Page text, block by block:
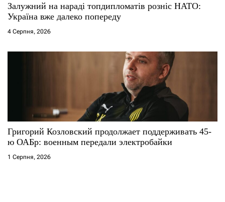
Залужний на нараді топдипломатів розніс НАТО:
Україна вже далеко попереду
4 Серпня, 2026
Григорий Козловский продолжает поддерживать 45-
ю ОАБр: военным передали электробайки
1 Серпня, 2026